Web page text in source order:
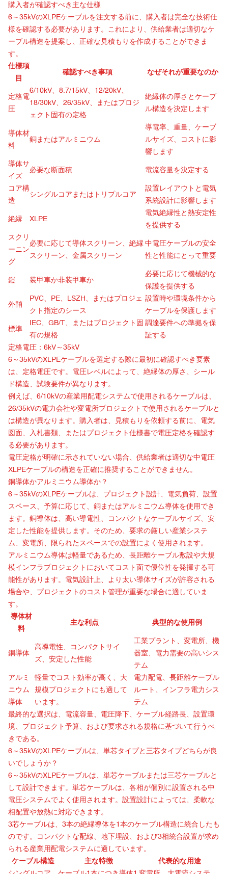
購入者が確認すべき主な仕様
6～35kVのXLPEケーブルを注文する前に、購入者は完全な技術仕
様を確認する必要があります。これにより、供給業者は適切なケ
ーブル構造を提案し、正確な見積もりを作成することができま
す。
仕様項
目
確認すべき事項 なぜそれが重要なのか
定格電
圧
6/10kV、8.7/15kV、12/20kV、
18/30kV、26/35kV、またはプロジ
ェクト固有の定格
絶縁体の厚さとケーブ
ル構造を決定します
導体材
料
銅またはアルミニウム
導電率、重量、ケーブ
ルサイズ、コストに影
響します
導体サ
イズ
必要な断面積 電流容量を決定する
コア構
造
シングルコアまたはトリプルコア
設置レイアウトと電気
系統設計に影響します
絶縁 XLPE
電気絶縁性と熱安定性
を提供する
スクリ
ーニン
グ
必要に応じて導体スクリーン、絶縁
スクリーン、金属スクリーン
中電圧ケーブルの安全
性と性能にとって重要
鎧 装甲車か非装甲車か
必要に応じて機械的な
保護を提供する
外鞘
PVC、PE、LSZH、またはプロジェ
クト指定のシース
設置時や環境条件から
ケーブルを保護します
標準
IEC、GB/T、またはプロジェクト固
有の規格
調達要件への準拠を保
証する
定格電圧：6kV～35kV
6～35kVのXLPEケーブルを選定する際に最初に確認すべき要素
は、定格電圧です。電圧レベルによって、絶縁体の厚さ、シール
ド構造、試験要件が異なります。
例えば、6/10kVの産業用配電システムで使用されるケーブルは、
26/35kVの電力会社や変電所プロジェクトで使用されるケーブルと
は構造が異なります。購入者は、見積もりを依頼する前に、電気
図面、入札書類、またはプロジェクト仕様書で電圧定格を確認す
る必要があります。
電圧定格が明確に示されていない場合、供給業者は適切な中電圧
XLPEケーブルの構造を正確に推奨することができません。
銅導体かアルミニウム導体か？
6～35kVのXLPEケーブルは、プロジェクト設計、電気負荷、設置
スペース、予算に応じて、銅またはアルミニウム導体を使用でき
ます。銅導体は、高い導電性、コンパクトなケーブルサイズ、安
定した性能を提供します。そのため、要求の厳しい産業システ
ム、変電所、限られたスペースでの設置によく使用されます。
アルミニウム導体は軽量であるため、長距離ケーブル敷設や大規
模インフラプロジェクトにおいてコスト面で優位性を発揮する可
能性があります。電気設計上、より太い導体サイズが許容される
場合や、プロジェクトのコスト管理が重要な場合に適していま
す。
導体材
料
主な利点 典型的な使用例
銅導体
高導電性、コンパクトサイ
ズ、安定した性能
工業プラント、変電所、機
器室、電力需要の高いシス
テム
アルミ
ニウム
導体
軽量でコスト効率が高く、大
規模プロジェクトにも適して
います。
電力配電、長距離ケーブル
ルート、インフラ電力シス
テム
最終的な選択は、電流容量、電圧降下、ケーブル経路長、設置環
境、プロジェクト予算、および要求される規格に基づいて行うべ
きである。
6～35kVのXLPEケーブルは、単芯タイプと三芯タイプどちらが良
いでしょうか？
6～35kVのXLPEケーブルは、単芯ケーブルまたは三芯ケーブルと
して設計できます。単芯ケーブルは、各相が個別に設置される中
電圧システムでよく使用されます。設置設計によっては、柔軟な
相配置や放熱に対応できます。
3芯ケーブルは、3本の絶縁導体を1本のケーブル構造に統合したも
のです。コンパクトな配線、地下埋設、および3相統合設置が求め
られる産業用配電システムに適しています。
ケーブル構造
主な特徴
代表的な用途